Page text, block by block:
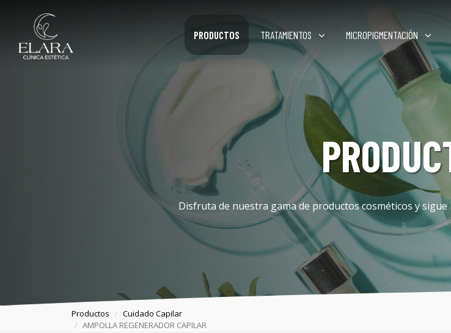
PRODUCTOS TRATAMIENTOS MICROPIGMENTACIÓN
Disfruta de nuestra gama de productos cosméticos y
Productos
Cuidado Capilar
AMPOLLA REGENERADOR CAPILAR